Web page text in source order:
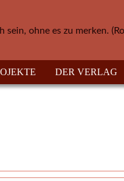
ohne es zu merken.
DER VERLAG